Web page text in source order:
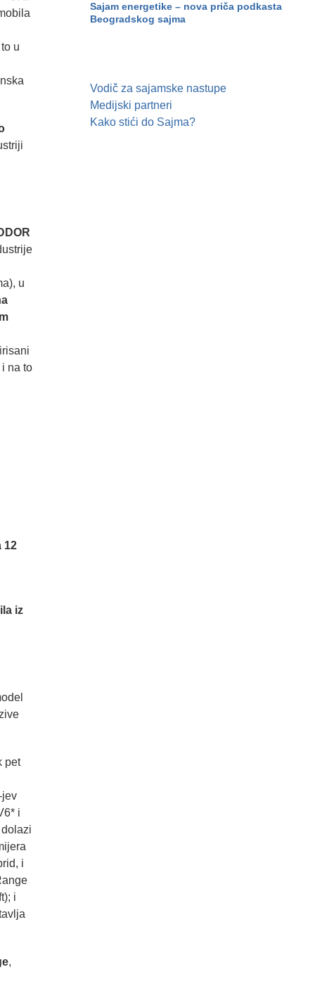
u
u
na to
12
iz
pet
jev
i
i
i
,
Sajam energetike – nova priča podkasta
Beogradskog sajma
Vodič za sajamske nastupe
Medijski partneri
Kako stići do Sajma?